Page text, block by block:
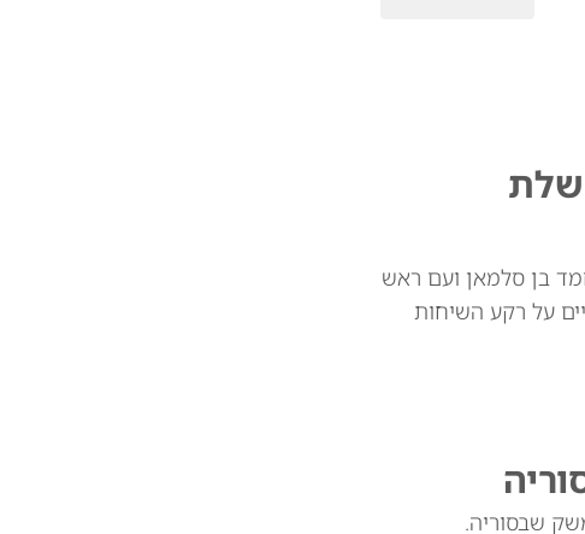
בן סלמאן ועם ראש
על רקע השיחות